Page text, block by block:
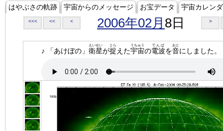
はやぶさの軌跡 宇宙からのメッセージ お宝データ 宇宙カレン
<<< << < 2006年02月 8日 >
♪ 「あけぼの」 衛星
えいせい
が捉
とら
えた宇宙
うちゅう
の電波
でんぱ
を音
おと
にしました。